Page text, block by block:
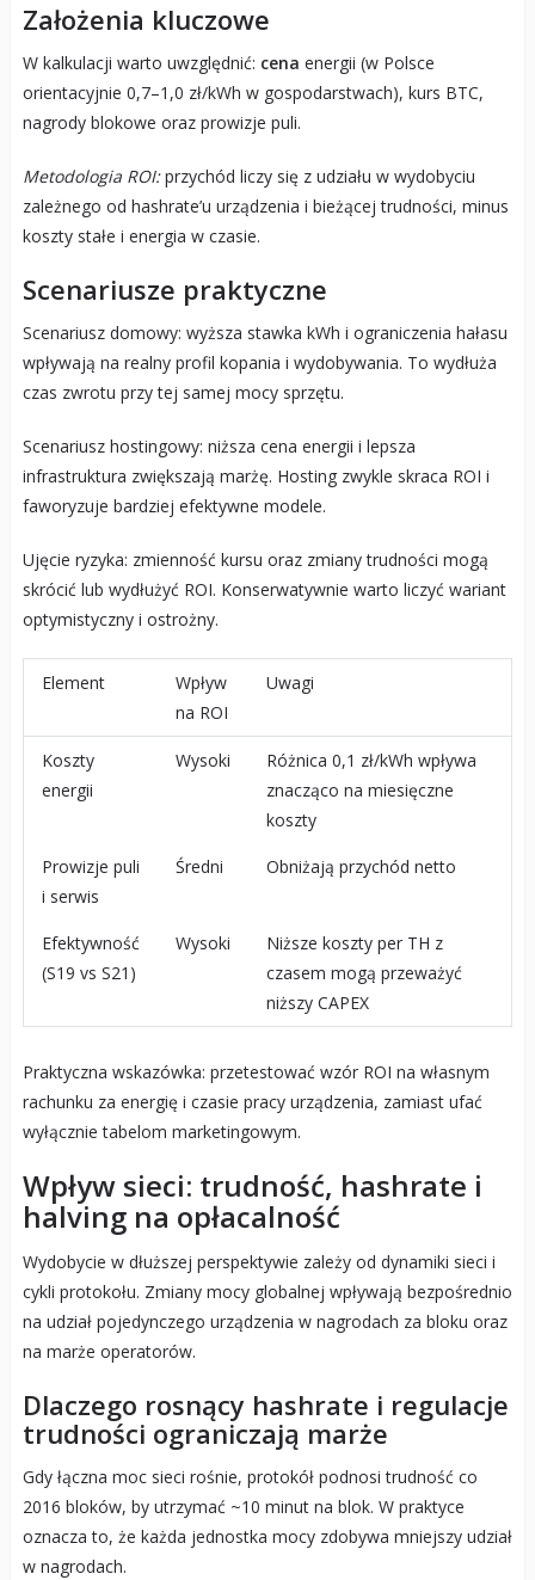
Założenia kluczowe
W kalkulacji warto uwzględnić: cena energii (w Polsce
orientacyjnie 0,7–1,0 zł/kWh w gospodarstwach), kurs BTC,
nagrody blokowe oraz prowizje puli.
Metodologia ROI:przychód liczy się z udziału w wydobyciu
zależnego od hashrate’u urządzenia i bieżącej trudności, minus
koszty stałe i energia w czasie.
Scenariusze praktyczne
Scenariusz domowy: wyższa stawka kWh i ograniczenia hałasu
wpływają na realny profil kopania i wydobywania. To wydłuża
czas zwrotu przy tej samej mocy sprzętu.
Scenariusz hostingowy: niższa cena energii i lepsza
infrastruktura zwiększają marżę. Hosting zwykle skraca ROI i
faworyzuje bardziej efektywne modele.
Ujęcie ryzyka: zmienność kursu oraz zmiany trudności mogą
skrócić lub wydłużyć ROI. Konserwatywnie warto liczyć wariant
optymistyczny i ostrożny.
Element
Wpływ
na ROI
Uwagi
Koszty
energii
Wysoki
Różnica 0,1 zł/kWh wpływa
znacząco na miesięczne
koszty
Prowizje puli
i serwis
Średni Obniżają przychód netto
Efektywność
(S19 vs S21)
Wysoki
Niższe koszty per TH z
czasem mogą przeważyć
niższy CAPEX
Praktyczna wskazówka: przetestować wzór ROI na własnym
rachunku za energię i czasie pracy urządzenia, zamiast ufać
wyłącznie tabelom marketingowym.
Wpływ sieci: trudność, hashrate i
halving na opłacalność
Wydobycie w dłuższej perspektywie zależy od dynamiki sieci i
cykli protokołu. Zmiany mocy globalnej wpływają bezpośrednio
na udział pojedynczego urządzenia w nagrodach za bloku oraz
na marże operatorów.
Dlaczego rosnący hashrate i regulacje
trudności ograniczają marże
Gdy łączna moc sieci rośnie, protokół podnosi trudność co
2016 bloków, by utrzymać ~10 minut na blok. W praktyce
oznacza to, że każda jednostka mocy zdobywa mniejszy udział
w nagrodach.